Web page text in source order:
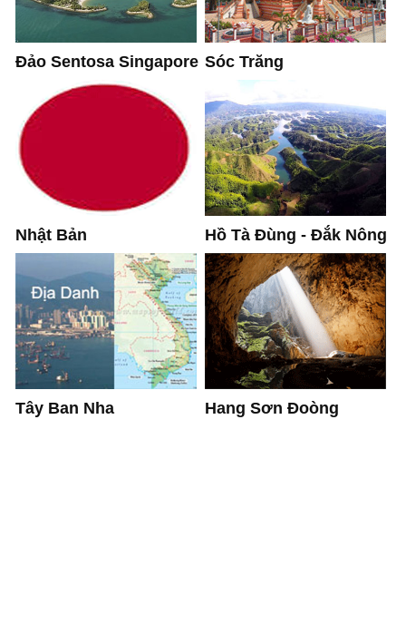
Đảo Sentosa Singapore Sóc Trăng
Nhật Bản Hồ Tà Đùng - Đắk Nông
Tây Ban Nha Hang Sơn Đoòng